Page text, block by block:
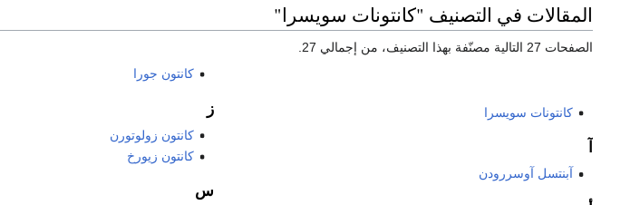
المقالات في التصنيف "كانتونات سويسرا"
الصفحات 27 التالية مصنّفة بهذا التصنيف، من إجمالي 27.
كانتونات سويسرا
آبنتسل آوسررودن
كانتون جورا
ز
كانتون زولوتورن
كانتون زيورخ
س